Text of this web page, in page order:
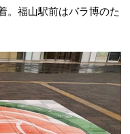
。福山駅前はバラ博のた